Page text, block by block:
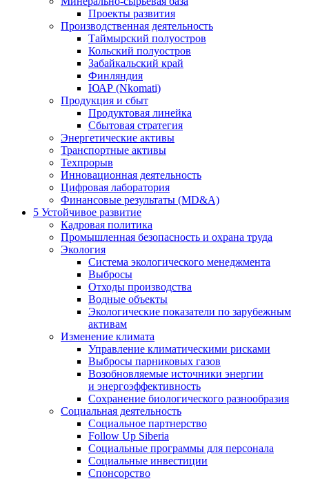
Проекты развития
Производственная деятельность
Таймырский полуостров
Кольский полуостров
Забайкальский край
Финляндия
ЮАР (Nkomati)
Продукция и сбыт
Продуктовая линейка
Сбытовая стратегия
Энергетические активы
Транспортные активы
Техпрорыв
Инновационная деятельность
Цифровая лаборатория
Финансовые результаты (MD&A)
5 Устойчивое развитие
Кадровая политика
Промышленная безопасность и охрана труда
Экология
Система экологического менеджмента
Выбросы
Отходы производства
Водные объекты
Экологические показатели по зарубежным
активам
Изменение климата
Управление климатическими рисками
Выбросы парниковых газов
Возобновляемые источники энергии
и энергоэффективность
Сохранение биологического разнообразия
Социальная деятельность
Социальное партнерство
Follow Up Siberia
Социальные программы для персонала
Социальные инвестиции
Спонсорство